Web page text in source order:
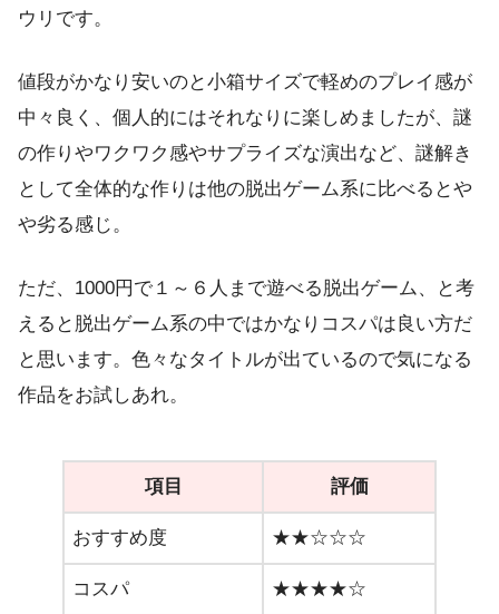
ウリです。
値段がかなり安いのと小箱サイズで軽めのプレイ感が
中々良く、個人的にはそれなりに楽しめましたが、謎
の作りやワクワク感やサプライズな演出など、謎解き
として全体的な作りは他の脱出ゲーム系に比べるとや
や劣る感じ。
ただ、1000円で１～６人まで遊べる脱出ゲーム、と考
えると脱出ゲーム系の中ではかなりコスパは良い方だ
と思います。色々なタイトルが出ているので気になる
作品をお試しあれ。
項目 評価
おすすめ度 ★★☆☆☆
コスパ ★★★★☆